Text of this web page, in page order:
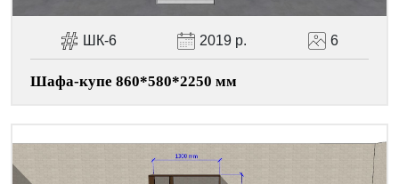
ШК-6 2019 р. 6
Шафа-купе 860*580*2250 мм